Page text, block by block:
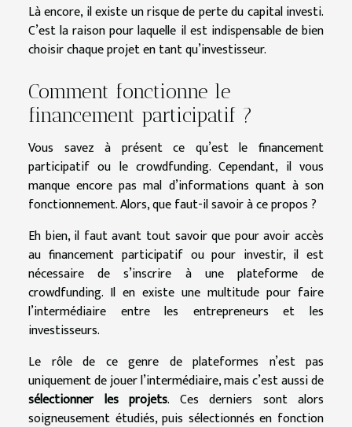
Là encore, il existe un risque de perte du capital investi.
C’est la raison pour laquelle il est indispensable de bien
choisir chaque projet en tant qu’investisseur.
Comment fonctionne le
financement participatif ?
Vous savez à présent ce qu’est le financement
participatif ou le crowdfunding. Cependant, il vous
manque encore pas mal d’informations quant à son
fonctionnement. Alors, que faut-il savoir à ce propos ?
Eh bien, il faut avant tout savoir que pour avoir accès
au financement participatif ou pour investir, il est
nécessaire de s’inscrire à une plateforme de
crowdfunding. Il en existe une multitude pour faire
l’intermédiaire entre les entrepreneurs et les
investisseurs.
Le rôle de ce genre de plateformes n’est pas
uniquement de jouer l’intermédiaire, mais c’est aussi de
sélectionner les projets. Ces derniers sont alors
soigneusement étudiés, puis sélectionnés en fonction